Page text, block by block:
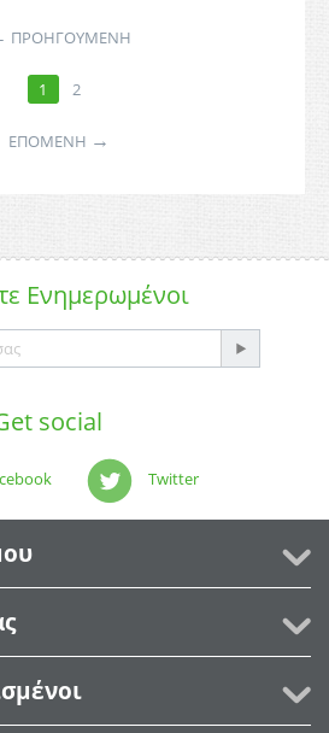
ΠΡΟΗΓΟΥΜΕΝΗ
1 2
ΕΠΌΜΕΝΗ →
Ενημερωμένοι
social
Twitter